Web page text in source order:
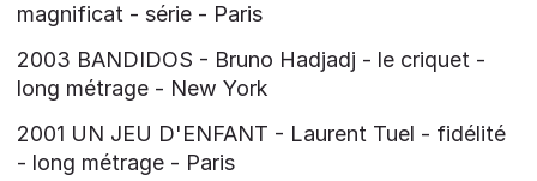
magnificat - série - Paris
2003 BANDIDOS - Bruno Hadjadj - le criquet -
long métrage - New York
2001 UN JEU D'ENFANT - Laurent Tuel - fidélité
- long métrage - Paris